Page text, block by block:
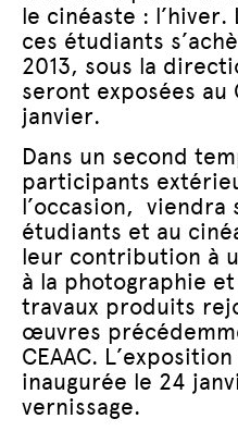
le cinéaste :
ces étudiants
2013, sous la
seront exposées au
janvier.
Dans un second
participants
l’occasion, viendra
étudiants et au
leur contribution à
à la photographie
travaux produits
œuvres
CEAAC.
inaugurée le 24
vernissage.